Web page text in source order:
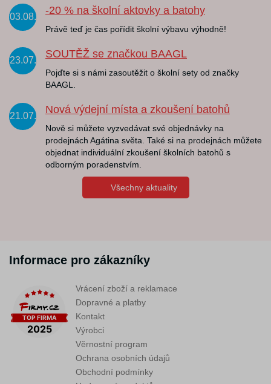
03.08.
-20 % na školní aktovky a batohy
Právě teď je čas pořídit školní výbavu výhodně!
23.07.
SOUTĚŽ se značkou BAAGL
Pojďte si s námi zasoutěžit o školní sety od značky
BAAGL.
21.07.
Nová výdejní místa a zkoušení batohů
Nově si můžete vyzvedávat své objednávky na
prodejnách Agátina světa. Také si na prodejnách můžete
objednat individuální zkoušení školních batohů s
odborným poradenstvím.
Všechny aktuality
Informace pro zákazníky
Vrácení zboží a reklamace
Dopravné a platby
Kontakt
Výrobci
Věrnostní program
Ochrana osobních údajů
Obchodní podmínky